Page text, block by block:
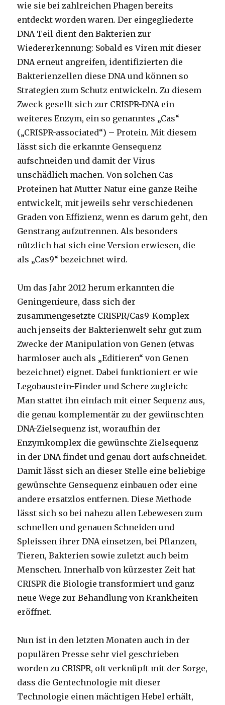
wie sie bei zahlreichen Phagen bereits
entdeckt worden waren. Der eingegliederte
DNA-Teil dient den Bakterien zur
Wiedererkennung: Sobald es Viren mit dieser
DNA erneut angreifen, identifizierten die
Bakterienzellen diese DNA und können so
Strategien zum Schutz entwickeln. Zu diesem
Zweck gesellt sich zur CRISPR-DNA ein
weiteres Enzym, ein so genanntes „Cas“
(„CRISPR-associated“) – Protein. Mit diesem
lässt sich die erkannte Gensequenz
aufschneiden und damit der Virus
unschädlich machen. Von solchen Cas-
Proteinen hat Mutter Natur eine ganze Reihe
entwickelt, mit jeweils sehr verschiedenen
Graden von Effizienz, wenn es darum geht, den
Genstrang aufzutrennen. Als besonders
nützlich hat sich eine Version erwiesen, die
als „Cas9“ bezeichnet wird.
Um das Jahr 2012 herum erkannten die
Geningenieure, dass sich der
zusammengesetzte CRISPR/Cas9-Komplex
auch jenseits der Bakterienwelt sehr gut zum
Zwecke der Manipulation von Genen (etwas
harmloser auch als „Editieren“ von Genen
bezeichnet) eignet. Dabei funktioniert er wie
Legobaustein-Finder und Schere zugleich:
Man stattet ihn einfach mit einer Sequenz aus,
die genau komplementär zu der gewünschten
DNA-Zielsequenz ist, woraufhin der
Enzymkomplex die gewünschte Zielsequenz
in der DNA findet und genau dort aufschneidet.
Damit lässt sich an dieser Stelle eine beliebige
gewünschte Gensequenz einbauen oder eine
andere ersatzlos entfernen. Diese Methode
lässt sich so bei nahezu allen Lebewesen zum
schnellen und genauen Schneiden und
Spleissen ihrer DNA einsetzen, bei Pflanzen,
Tieren, Bakterien sowie zuletzt auch beim
Menschen. Innerhalb von kürzester Zeit hat
CRISPR die Biologie transformiert und ganz
neue Wege zur Behandlung von Krankheiten
eröffnet.
Nun ist in den letzten Monaten auch in der
populären Presse sehr viel geschrieben
worden zu CRISPR, oft verknüpft mit der Sorge,
dass die Gentechnologie mit dieser
Technologie einen mächtigen Hebel erhält,